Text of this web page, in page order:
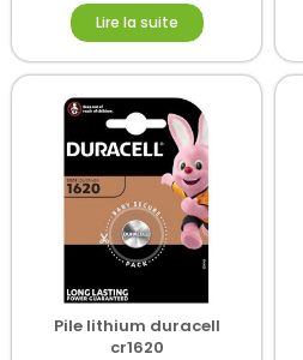
Lire la suite
Pile lithium duracell
cr1620